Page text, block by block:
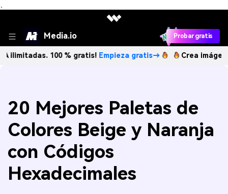
、
Media.io Probar gratis
100 % gratis!Empieza gratis→ Crea imágenes IA
20 Mejores Paletas de
Colores Beige y Naranja
con Códigos
Hexadecimales